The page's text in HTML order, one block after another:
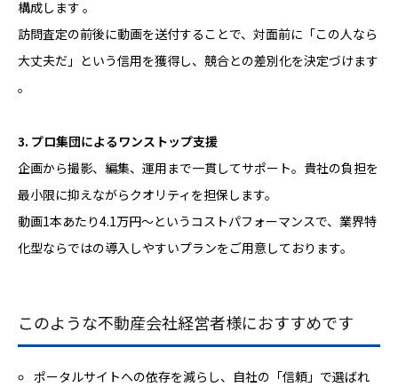
構成します 。
訪問査定の前後に動画を送付することで、対面前に「この人なら
大丈夫だ」という信用を獲得し、競合との差別化を決定づけます
。
3. プロ集団によるワンストップ支援
企画から撮影、編集、運用まで一貫してサポート。貴社の負担を
最小限に抑えながらクオリティを担保します。
動画1本あたり4.1万円～というコストパフォーマンスで、業界特
化型ならではの導入しやすいプランをご用意しております。
このような不動産会社経営者様におすすめです
ポータルサイトへの依存を減らし、自社の「信頼」で選ばれ